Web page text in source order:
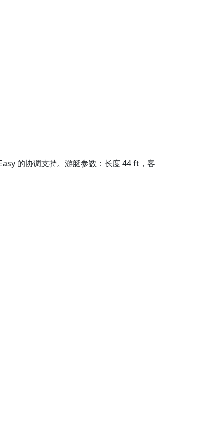
的协调支持。游艇参数：长度 44 ft，客